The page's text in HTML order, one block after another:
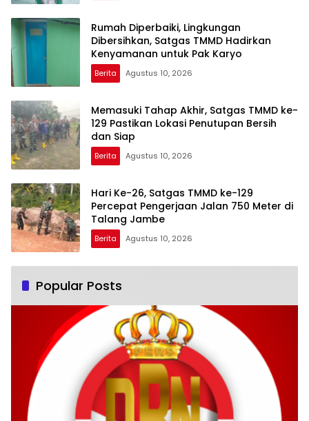
Rumah Diperbaiki, Lingkungan
Dibersihkan, Satgas TMMD Hadirkan
Kenyamanan untuk Pak Karyo
Berita Agustus 10, 2026
Memasuki Tahap Akhir, Satgas TMMD ke-
129 Pastikan Lokasi Penutupan Bersih
dan Siap
Berita Agustus 10, 2026
Hari Ke-26, Satgas TMMD ke-129
Percepat Pengerjaan Jalan 750 Meter di
Talang Jambe
Berita Agustus 10, 2026
Popular Posts